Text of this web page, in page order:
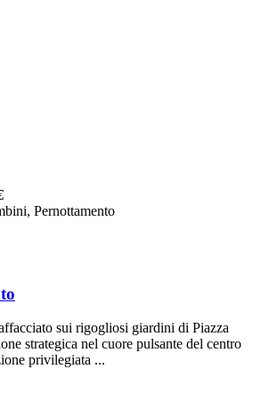
Pernottamento
sui rigogliosi giardini di Piazza
strategica nel cuore pulsante del centro
privilegiata ...